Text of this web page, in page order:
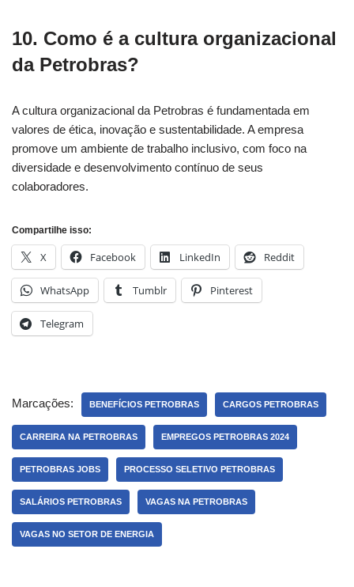
10. Como é a cultura organizacional
da Petrobras?
A cultura organizacional da Petrobras é fundamentada em
valores de ética, inovação e sustentabilidade. A empresa
promove um ambiente de trabalho inclusivo, com foco na
diversidade e desenvolvimento contínuo de seus
colaboradores.
Compartilhe isso:
X Facebook LinkedIn Reddit
WhatsApp Tumblr Pinterest
Telegram
Marcações: BENEFÍCIOS PETROBRAS CARGOS PETROBRAS
CARREIRA NA PETROBRAS EMPREGOS PETROBRAS 2024
PETROBRAS JOBS PROCESSO SELETIVO PETROBRAS
SALÁRIOS PETROBRAS VAGAS NA PETROBRAS
VAGAS NO SETOR DE ENERGIA